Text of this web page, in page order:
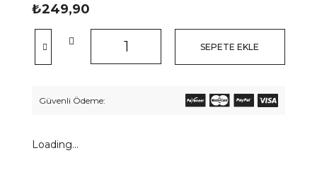
₺249,90
SEPETE EKLE
Güvenli Ödeme:
Loading...